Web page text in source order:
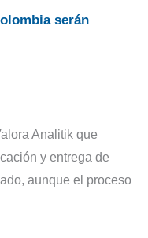
serán
Analitik que
y entrega de
aunque el proceso